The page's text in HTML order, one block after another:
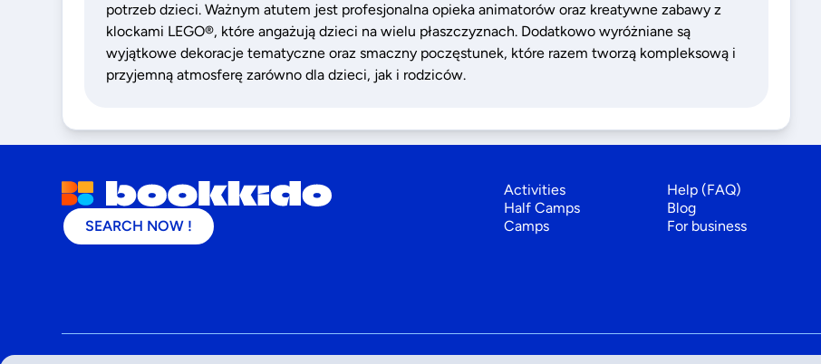
potrzeb dzieci. Ważnym atutem jest profesjonalna opieka animatorów oraz kreatywne zabawy z
klockami LEGO®, które angażują dzieci na wielu płaszczyznach. Dodatkowo wyróżniane są
wyjątkowe dekoracje tematyczne oraz smaczny poczęstunek, które razem tworzą kompleksową i
przyjemną atmosferę zarówno dla dzieci, jak i rodziców.
SEARCH NOW !
Activities
Half Camps
Camps
Help (FAQ)
Blog
For business